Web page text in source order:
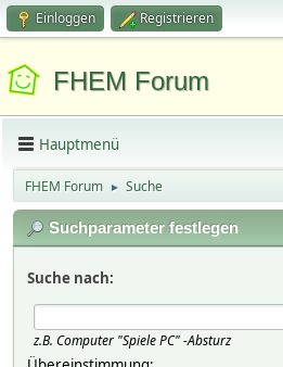
Einloggen Registrieren
FHEM Forum
Hauptmenü
FHEM Forum ► Suche
Suchparameter festlegen
Suche nach:
z.B. Computer "Spiele PC" -Absturz